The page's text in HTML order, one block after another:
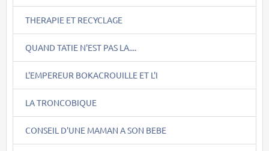
THERAPIE ET RECYCLAGE
QUAND TATIE N'EST PAS LA....
L'EMPEREUR BOKACROUILLE ET L'I
LA TRONCOBIQUE
CONSEIL D'UNE MAMAN A SON BEBE